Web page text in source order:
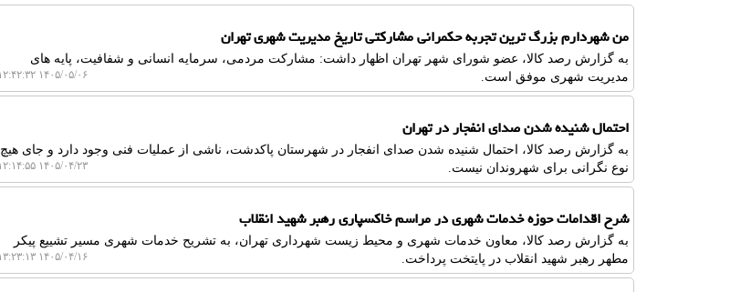
من شهردارم بزرگ ترین تجربه حکمرانی مشارکتی تاریخ مدیریت شهری تهران
به گزارش رصد کالا، عضو شورای شهر تهران اظهار داشت: مشارکت مردمی، سرمایه انسانی و شفافیت، پایه های
مدیریت شهری موفق است.
۱۴۰۵/۰۵/۰۶ ۱۲:۴۲:۳۲
احتمال شنیده شدن صدای انفجار در تهران
به گزارش رصد کالا، احتمال شنیده شدن صدای انفجار در شهرستان پاکدشت، ناشی از عملیات فنی وجود دارد و جای هیچ
نوع نگرانی برای شهروندان نیست.
۱۴۰۵/۰۴/۲۳ ۱۲:۱۴:۵۵
شرح اقدامات حوزه خدمات شهری در مراسم خاکسپاری رهبر شهید انقلاب
به گزارش رصد کالا، معاون خدمات شهری و محیط زیست شهرداری تهران، به تشریح خدمات شهری مسیر تشییع پیکر
مطهر رهبر شهید انقلاب در پایتخت پرداخت.
۱۴۰۵/۰۴/۱۶ ۱۳:۲۳:۱۳